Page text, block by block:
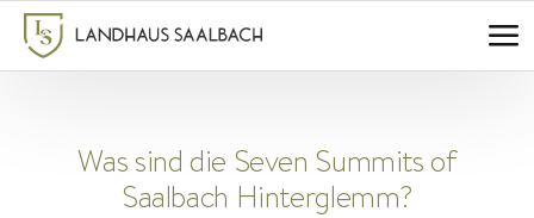
Zum
Inhalt
Was sind die Seven Summits of
Saalbach Hinterglemm?